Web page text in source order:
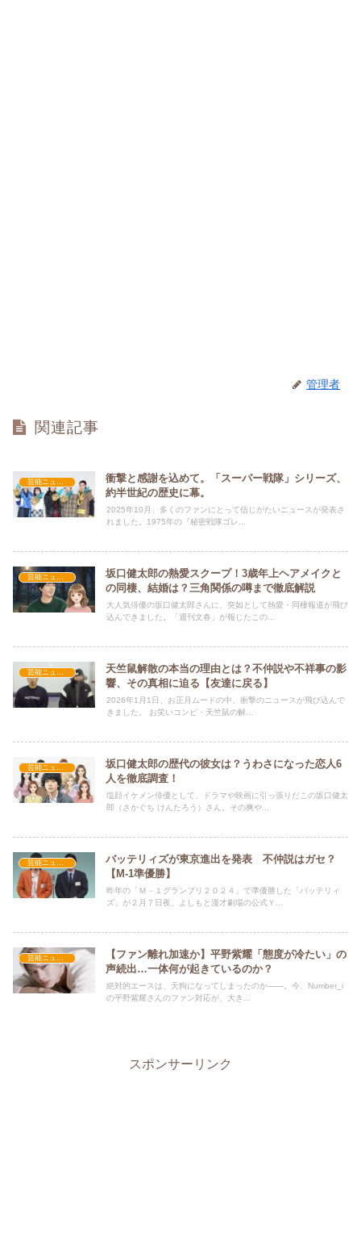
管理者
関連記事
芸能ニュース
衝撃と感謝を込めて。「スーパー戦隊」シリーズ、
約半世紀の歴史に幕。
2025年10月、多くのファンにとって信じがたいニュースが発表さ
れました。1975年の『秘密戦隊ゴレ...
芸能ニュース
坂口健太郎の熱愛スクープ！3歳年上ヘアメイクと
の同棲、結婚は？三角関係の噂まで徹底解説
大人気俳優の坂口健太郎さんに、突如として熱愛・同棲報道が飛び
込んできました。「週刊文春」が報じたこの...
天竺鼠解散の本当の理由とは？不仲説や不祥事の影
響、その真相に迫る【友達に戻る】
2026年1月1日、お正月ムードの中、衝撃のニュースが飛び込んで
きました。 お笑いコンビ・天竺鼠の解...
坂口健太郎の歴代の彼女は？うわさになった恋人6
人を徹底調査！
塩顔イケメン俳優として、ドラマや映画に引っ張りだこの坂口健太
郎（さかぐち けんたろう）さん。その爽や...
バッテリィズが東京進出を発表 不仲説はガセ？
【M-1準優勝】
昨年の「Ｍ－１グランプリ２０２４」で準優勝した「バッテリィ
ズ」が２月７日夜、よしもと漫才劇場の公式Ｙ...
【ファン離れ加速か】平野紫耀「態度が冷たい」の
声続出…一体何が起きているのか？
絶対的エースは、天狗になってしまったのか――。今、Number_i
の平野紫耀さんのファン対応が、大き...
スポンサーリンク